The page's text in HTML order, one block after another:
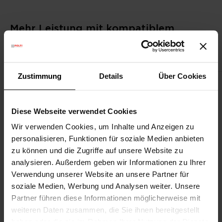
Zustimmung Details Über Cookies
Diese Webseite verwendet Cookies
Wir verwenden Cookies, um Inhalte und Anzeigen zu
personalisieren, Funktionen für soziale Medien anbieten
zu können und die Zugriffe auf unsere Website zu
analysieren. Außerdem geben wir Informationen zu Ihrer
Verwendung unserer Website an unsere Partner für
soziale Medien, Werbung und Analysen weiter. Unsere
Partner führen diese Informationen möglicherweise mit
weiteren Daten zusammen, die Sie ihnen bereitgestellt
Mehr Leistung mit kompatiblem
Zubehör